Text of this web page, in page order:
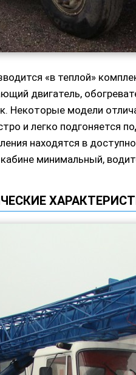
«в теплой»
двигатель,
Некоторые модели
и легко подгоняется
находятся в
минимальный,